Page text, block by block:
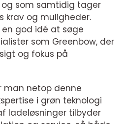
som samtidig tager
krav og muligheder.
god idé at søge
som Greenbow, der
og fokus på
man netop denne
i grøn teknologi
ladeløsninger tilbyder